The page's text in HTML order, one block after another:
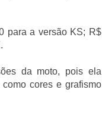
para a versão KS; R$
da moto, pois ela
cores e grafismo